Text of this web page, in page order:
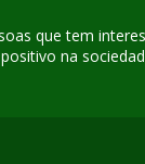
que tem
na